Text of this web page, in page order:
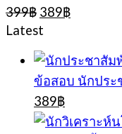
399฿ Original
price
was:
399฿.
389฿Current
389฿.
Latest
ข้อสอบ นักประ
Original
price
was:
389฿Current
price
is: